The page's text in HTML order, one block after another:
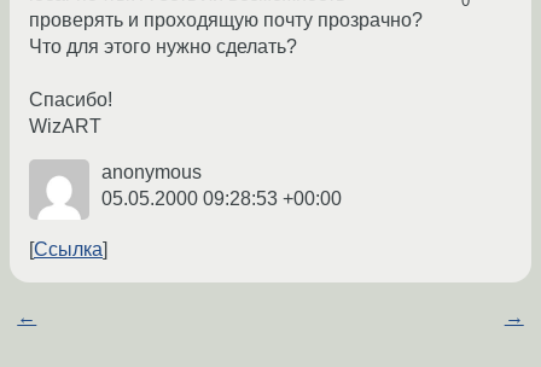
проверять и проходящую почту прозрачно?
Что для этого нужно сделать?
Спасибо!
WizART
anonymous
05.05.2000 09:28:53 +00:00
Ссылка
← →